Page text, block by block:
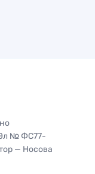
Эл № ФС77-
— Носова